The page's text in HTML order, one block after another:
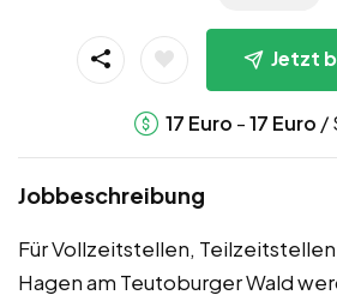
Jetzt
17 Euro -17 Euro /
Jobbeschreibung
Für Vollzeitstellen,
Hagen am Teutoburger Wald